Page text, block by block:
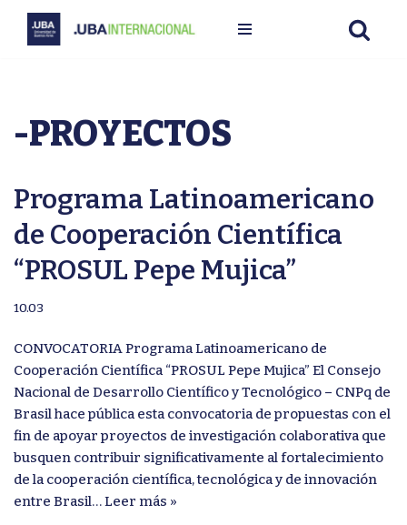
-PROYECTOS
Programa Latinoamericano
de Cooperación Científica
“PROSUL Pepe Mujica”
10.03
CONVOCATORIA Programa Latinoamericano de
Cooperación Científica “PROSUL Pepe Mujica” El Consejo
Nacional de Desarrollo Científico y Tecnológico – CNPq de
Brasil hace pública esta convocatoria de propuestas con el
fin de apoyar proyectos de investigación colaborativa que
busquen contribuir significativamente al fortalecimiento
de la cooperación científica, tecnológica y de innovación
entre Brasil…Leer más »